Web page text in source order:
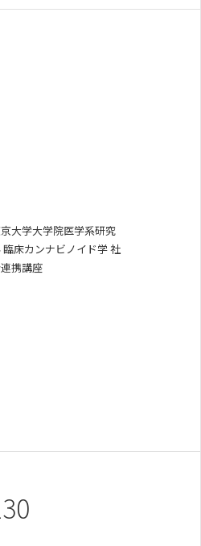
大学大学院医学系研究
臨床カンナビノイド学 社
携講座